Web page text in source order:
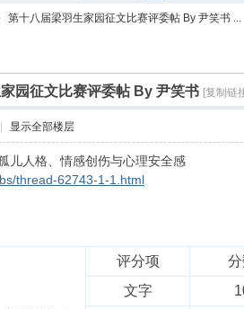
搜
第十八届梁羽生家园征文比赛评委帖 By 尹笑书 ...
园征文比赛评委帖 By 尹笑书 [复制链
显示全部楼层
儿人格、情感创伤与心理安全感
thread-62743-1-1.html
评分项
文字